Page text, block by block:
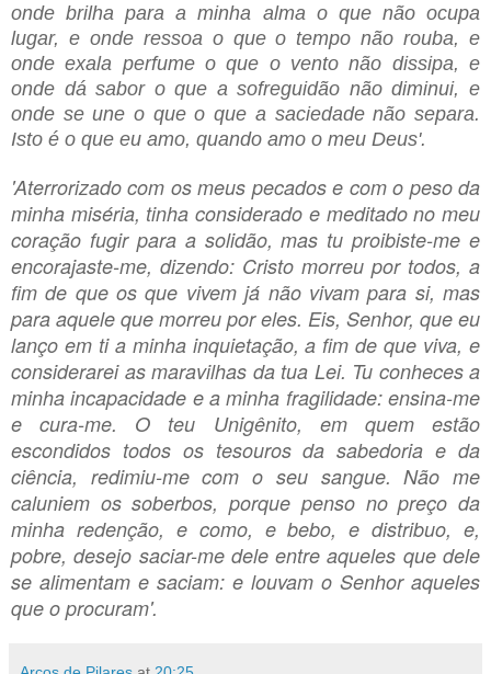
onde brilha para a minha alma o que não ocupa
lugar, e onde ressoa o que o tempo não rouba, e
onde exala perfume o que o vento não dissipa, e
onde dá sabor o que a sofreguidão não diminui, e
onde se une o que o que a saciedade não separa.
Isto é o que eu amo, quando amo o meu Deus'.
'Aterrorizado com os meus pecados e com o peso da
minha miséria, tinha considerado e meditado no meu
coração fugir para a solidão, mas tu proibiste-me e
encorajaste-me, dizendo: Cristo morreu por todos, a
ﬁm de que os que vivem já não vivam para si, mas
para aquele que morreu por eles. Eis, Senhor, que eu
lanço em ti a minha inquietação, a ﬁm de que viva, e
considerarei as maravilhas da tua Lei. Tu conheces a
minha incapacidade e a minha fragilidade: ensina-me
e cura-me. O teu Unigênito, em quem estão
escondidos todos os tesouros da sabedoria e da
ciência, redimiu-me com o seu sangue. Não me
caluniem os soberbos, porque penso no preço da
minha redenção, e como, e bebo, e distribuo, e,
pobre, desejo saciar-me dele entre aqueles que dele
se alimentam e saciam: e louvam o Senhor aqueles
que o procuram'.